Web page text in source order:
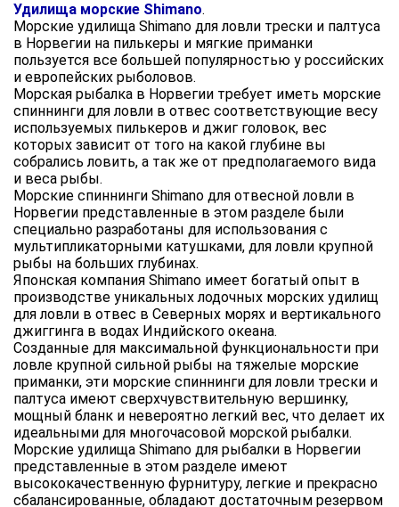
Удилища морские Shimano.
Морские удилища Shimano для ловли трески и палтуса
в Норвегии на пилькеры и мягкие приманки
пользуется все большей популярностью у российских
и европейских рыболовов.
Морская рыбалка в Норвегии требует иметь морские
спиннинги для ловли в отвес соответствующие весу
используемых пилькеров и джиг головок, вес
которых зависит от того на какой глубине вы
собрались ловить, а так же от предполагаемого вида
и веса рыбы.
Морские спиннинги Shimano для отвесной ловли в
Норвегии представленные в этом разделе были
специально разработаны для использования с
мультипликаторными катушками, для ловли крупной
рыбы на больших глубинах.
Японская компания Shimano имеет богатый опыт в
производстве уникальных лодочных морских удилищ
для ловли в отвес в Северных морях и вертикального
джиггинга в водах Индийского океана.
Созданные для максимальной функциональности при
ловле крупной сильной рыбы на тяжелые морские
приманки, эти морские спиннинги для ловли трески и
палтуса имеют сверхчувствительную вершинку,
мощный бланк и невероятно легкий вес, что делает их
идеальными для многочасовой морской рыбалки.
Морские удилища Shimano для рыбалки в Норвегии
представленные в этом разделе имеют
высококачественную фурнитуру, легкие и прекрасно
сбалансированные, обладают достаточным резервом